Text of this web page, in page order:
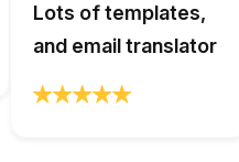
Lots of templates,
and email translator